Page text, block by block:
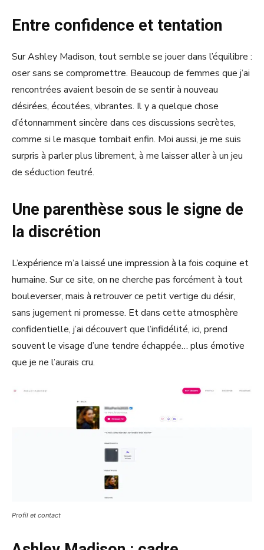
Entre confidence et tentation
Sur Ashley Madison, tout semble se jouer dans l’équilibre :
oser sans se compromettre. Beaucoup de femmes que j’ai
rencontrées avaient besoin de se sentir à nouveau
désirées, écoutées, vibrantes. Il y a quelque chose
d’étonnamment sincère dans ces discussions secrètes,
comme si le masque tombait enfin. Moi aussi, je me suis
surpris à parler plus librement, à me laisser aller à un jeu
de séduction feutré.
Une parenthèse sous le signe de
la discrétion
L’expérience m’a laissé une impression à la fois coquine et
humaine. Sur ce site, on ne cherche pas forcément à tout
bouleverser, mais à retrouver ce petit vertige du désir,
sans jugement ni promesse. Et dans cette atmosphère
confidentielle, j’ai découvert que l’infidélité, ici, prend
souvent le visage d’une tendre échappée… plus émotive
que je ne l’aurais cru.
Profil et contact